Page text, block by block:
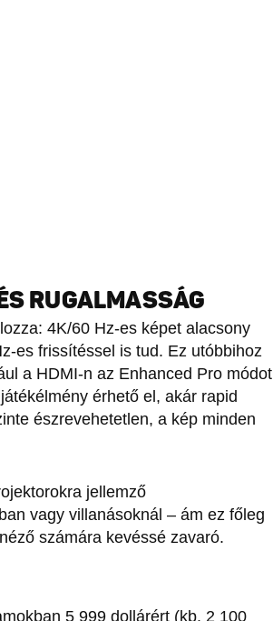
RUGALMASSÁG
4K/60 Hz-es képet alacsony
es frissítéssel is tud. Ez utóbbihoz
a HDMI-n az Enhanced Pro módot
érhető el, akár rapid
észrevehetetlen, a kép minden
jellemző
vagy villanásoknál – ám ez főleg
számára kevéssé zavaró.
5 999 dollárért (kb. 2 100